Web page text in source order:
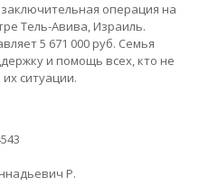
операция на
Тель-Авива, Израиль.
5 671 000 руб. Семья
и помощь всех, кто не
ситуации.
Р.